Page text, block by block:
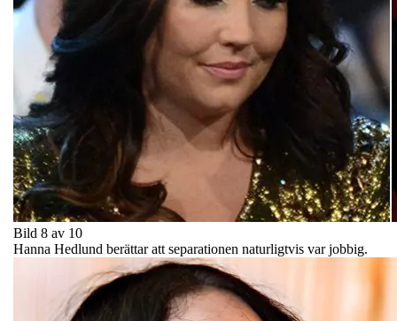
Bild 8 av 10
Hanna Hedlund berättar att separationen naturligtvis var jobbig.